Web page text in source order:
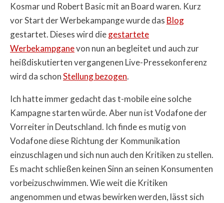
Kosmar und Robert Basic mit an Board waren. Kurz
vor Start der Werbekampange wurde das Blog
gestartet. Dieses wird diegestartete
Werbekampganevon nun an begleitet und auch zur
heißdiskutierten vergangenen Live-Pressekonferenz
wird da schonStellung bezogen.
Ich hatte immer gedacht das t-mobile eine solche
Kampagne starten würde. Aber nun ist Vodafone der
Vorreiter in Deutschland. Ich finde es mutig von
Vodafone diese Richtung der Kommunikation
einzuschlagen und sich nun auch den Kritiken zu stellen.
Es macht schließen keinen Sinn an seinen Konsumenten
vorbeizuschwimmen. Wie weit die Kritiken
angenommen und etwas bewirken werden, lässt sich